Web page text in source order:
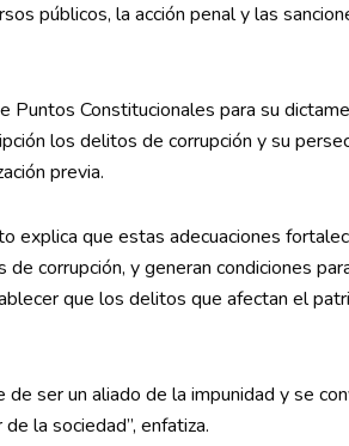
públicos, la acción penal y las
Puntos Constitucionales para su
los delitos de corrupción y su
previa.
explica que estas adecuaciones
corrupción, y generan condiciones
que los delitos que afectan el
ser un aliado de la impunidad y se
la sociedad”, enfatiza.